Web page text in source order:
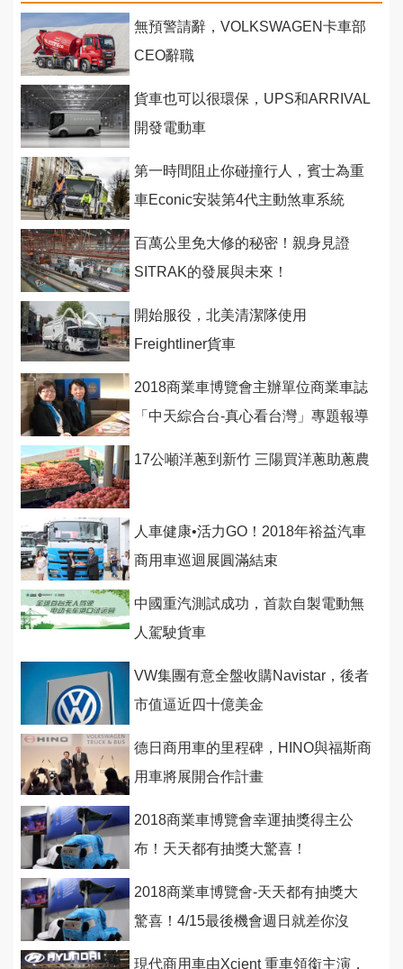
無預警請辭，VOLKSWAGEN卡車部
CEO辭職
貨車也可以很環保，UPS和ARRIVAL
開發電動車
第一時間阻止你碰撞行人，賓士為重
車Econic安裝第4代主動煞車系統
百萬公里免大修的秘密！親身見證
SITRAK的發展與未來！
開始服役，北美清潔隊使用
Freightliner貨車
2018商業車博覽會主辦單位商業車誌
「中天綜合台-真心看台灣」專題報導
17公噸洋蔥到新竹 三陽買洋蔥助蔥農
人車健康•活力GO！2018年裕益汽車
商用車巡迴展圓滿結束
中國重汽測試成功，首款自製電動無
人駕駛貨車
VW集團有意全盤收購Navistar，後者
市值逼近四十億美金
德日商用車的里程碑，HINO與福斯商
用車將展開合作計畫
2018商業車博覽會幸運抽獎得主公
布！天天都有抽獎大驚喜！
2018商業車博覽會-天天都有抽獎大
驚喜！4/15最後機會週日就差你沒
現代商用車由Xcient 重車領銜主演，